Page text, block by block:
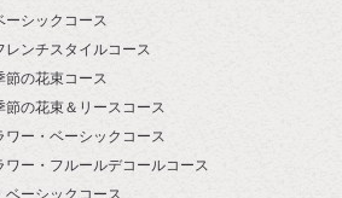
ーシックコース
ンチスタイルコース
節の花束コース
の花束＆リースコース
ー・ベーシックコース
ー・フルールデコールコース